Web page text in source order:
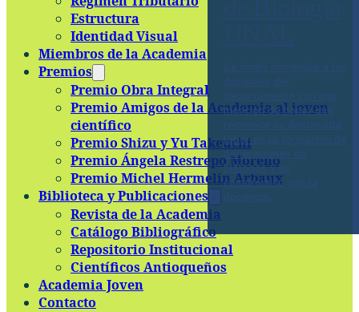
Estructura
Identidad Visual
Miembros de la Academia
Premios
Premio Obra Integral
Premio Amigos de la Academia al joven
científico
Premio Shizu y Yu Takeuchi
Premio Ángela Restrepo Moreno
Premio Michel Hermelin Arbaux
Biblioteca y Publicaciones
Revista de la Academia
Catálogo Bibliográfico
Repositorio Institucional
Científicos Antioqueños
Academia Joven
Contacto
mención de honor que
labor en la formación de
generaciones de
biólogos y su
compromiso con la